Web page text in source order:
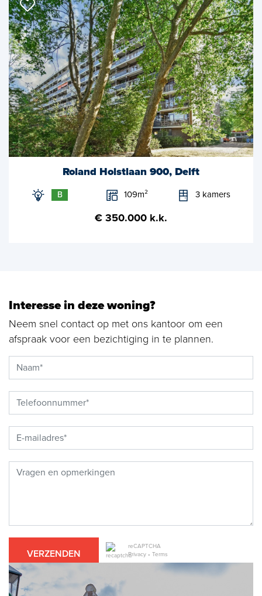
Roland Holstlaan 900, Delft
B 109m² 3 kamers
€ 350.000 k.k.
Interesse in deze woning?
Neem snel contact op met ons kantoor om een
afspraak voor een bezichtiging in te plannen.
VERZENDEN
reCAPTCHA
Privacy • Terms